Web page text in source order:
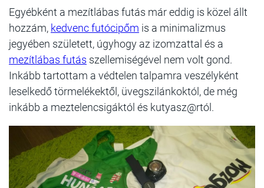
Egyébként a mezítlábas futás már eddig is közel állt
hozzám, kedvenc futócipőm is a minimalizmus
jegyében született, úgyhogy az izomzattal és a
mezítlábas futás szellemiségével nem volt gond.
Inkább tartottam a védtelen talpamra veszélyként
leselkedő törmelékektől, üvegszilánkoktól, de még
inkább a meztelencsigáktól és kutyasz@rtól.